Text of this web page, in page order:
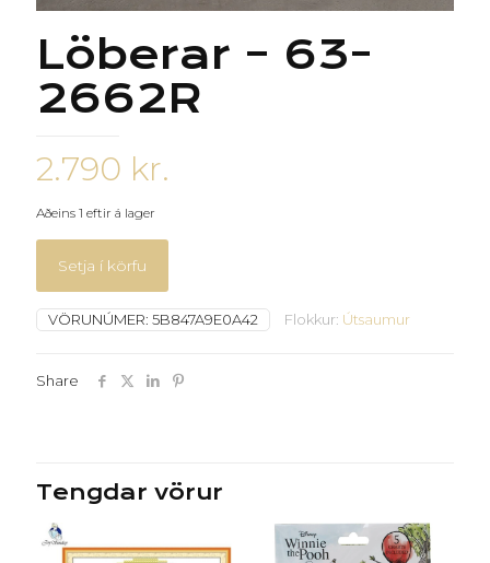
Löberar – 63-
2662R
2.790 kr.
Aðeins 1 eftir á lager
Setja í körfu
VÖRUNÚMER: 5B847A9E0A42 Flokkur: Útsaumur
Share
Tengdar vörur